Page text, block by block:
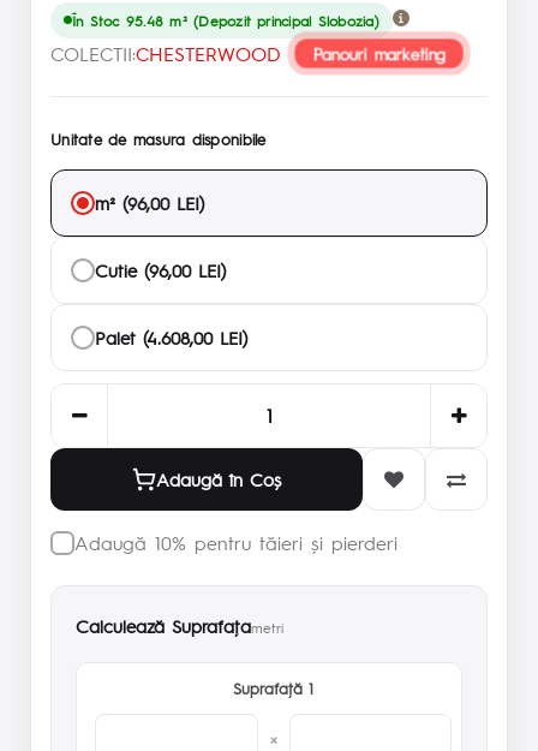
În Stoc 95.48 m² (Depozit principal Slobozia)
COLECTII:CHESTERWOOD Panouri marketing
Unitate de masura disponibile
m² (96,00 LEI)
Cutie (96,00 LEI)
Palet (4.608,00 LEI)
Adaugă în Coş
Adaugă 10% pentru tăieri și pierderi
Calculează Suprafaţametri
Suprafaţă 1
×